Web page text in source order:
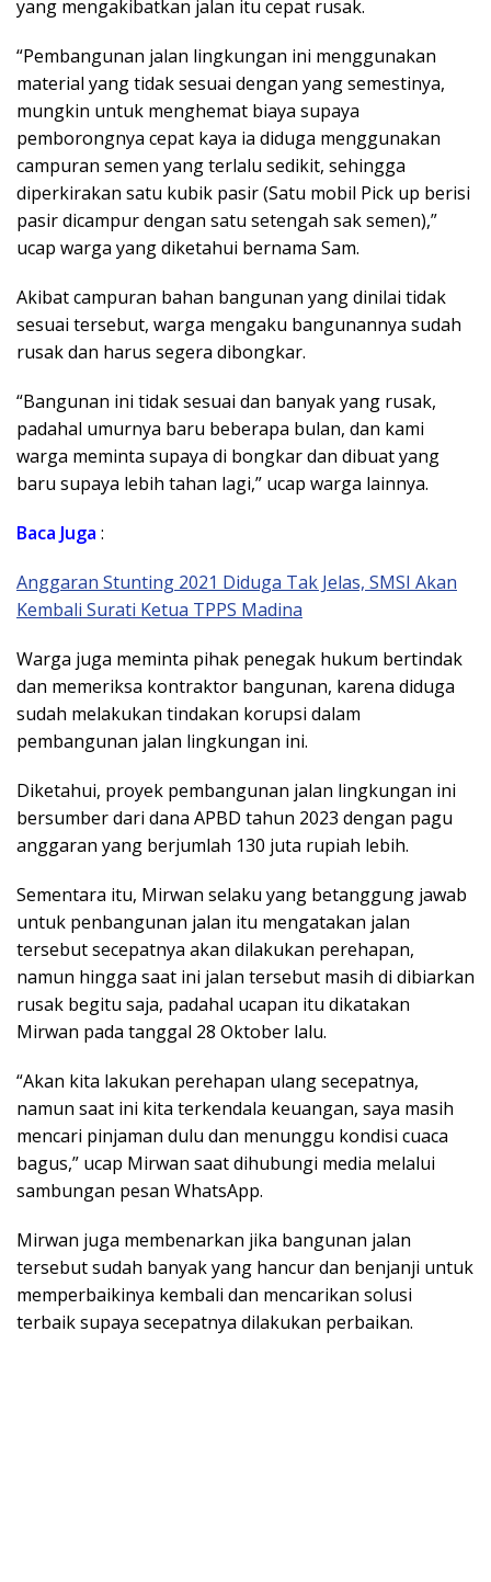
yang mengakibatkan jalan itu cepat rusak.
“Pembangunan jalan lingkungan ini menggunakan
material yang tidak sesuai dengan yang semestinya,
mungkin untuk menghemat biaya supaya
pemborongnya cepat kaya ia diduga menggunakan
campuran semen yang terlalu sedikit, sehingga
diperkirakan satu kubik pasir (Satu mobil Pick up berisi
pasir dicampur dengan satu setengah sak semen),”
ucap warga yang diketahui bernama Sam.
Akibat campuran bahan bangunan yang dinilai tidak
sesuai tersebut, warga mengaku bangunannya sudah
rusak dan harus segera dibongkar.
“Bangunan ini tidak sesuai dan banyak yang rusak,
padahal umurnya baru beberapa bulan, dan kami
warga meminta supaya di bongkar dan dibuat yang
baru supaya lebih tahan lagi,” ucap warga lainnya.
Baca Juga :
Anggaran Stunting 2021 Diduga Tak Jelas, SMSI Akan
Kembali Surati Ketua TPPS Madina
Warga juga meminta pihak penegak hukum bertindak
dan memeriksa kontraktor bangunan, karena diduga
sudah melakukan tindakan korupsi dalam
pembangunan jalan lingkungan ini.
Diketahui, proyek pembangunan jalan lingkungan ini
bersumber dari dana APBD tahun 2023 dengan pagu
anggaran yang berjumlah 130 juta rupiah lebih.
Sementara itu, Mirwan selaku yang betanggung jawab
untuk penbangunan jalan itu mengatakan jalan
tersebut secepatnya akan dilakukan perehapan,
namun hingga saat ini jalan tersebut masih di dibiarkan
rusak begitu saja, padahal ucapan itu dikatakan
Mirwan pada tanggal 28 Oktober lalu.
“Akan kita lakukan perehapan ulang secepatnya,
namun saat ini kita terkendala keuangan, saya masih
mencari pinjaman dulu dan menunggu kondisi cuaca
bagus,” ucap Mirwan saat dihubungi media melalui
sambungan pesan WhatsApp.
Mirwan juga membenarkan jika bangunan jalan
tersebut sudah banyak yang hancur dan benjanji untuk
memperbaikinya kembali dan mencarikan solusi
terbaik supaya secepatnya dilakukan perbaikan.